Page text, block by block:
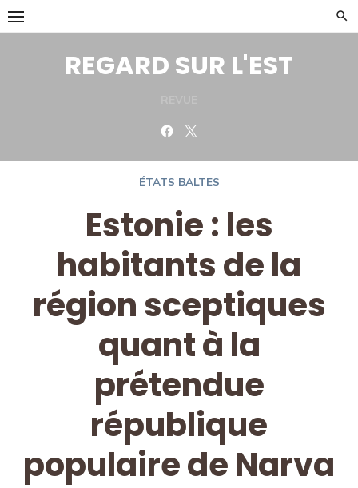
Skip
to
REGARD SUR L'EST
Facebook
ÉTATS BALTES
Estonie : les
habitants de la
région sceptiques
quant à la
prétendue
république
populaire de Narva